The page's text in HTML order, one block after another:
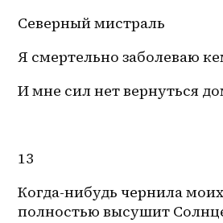
Северный мистраль
Я смертельно заболеваю
И мне сил нет вернуться
13
Когда-нибудь чернила
полностью высушит